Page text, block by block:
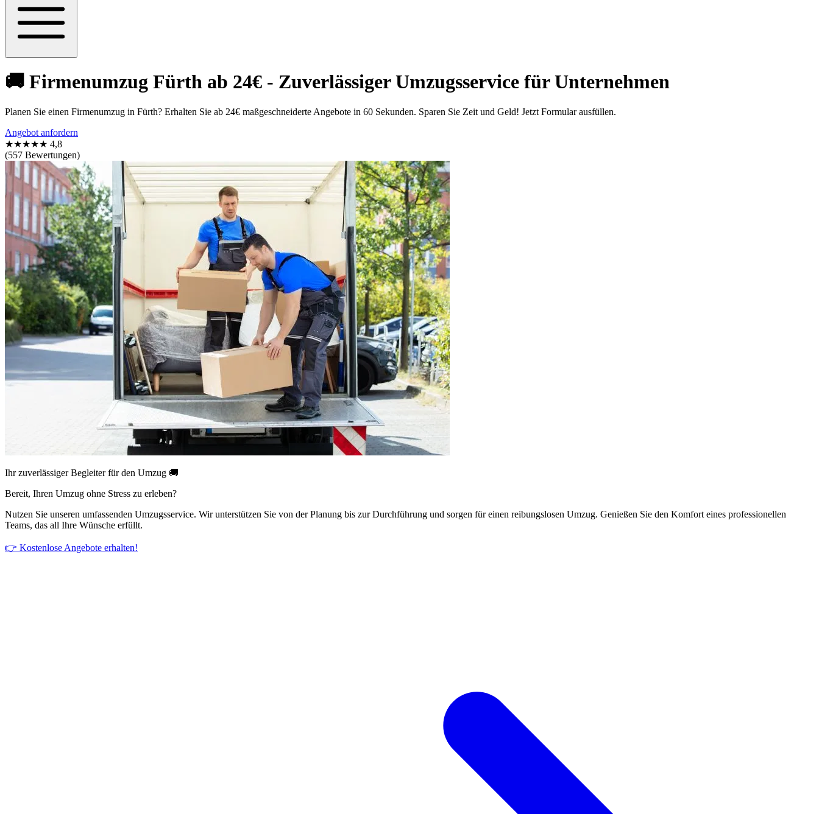
🚚 Firmenumzug Fürth ab 24€ - Zuverlässiger Umzugsservice für Unternehmen
Planen Sie einen Firmenumzug in Fürth? Erhalten Sie ab 24€ maßgeschneiderte Angebote in 60 Sekunden. Sparen Sie Zeit und Geld! Jetzt Formular ausfüllen.
Angebot anfordern
★★★★★ 4,8
(557 Bewertungen)
Ihr zuverlässiger Begleiter für den Umzug 🚚
Bereit, Ihren Umzug ohne Stress zu erleben?
Nutzen Sie unseren umfassenden Umzugsservice. Wir unterstützen Sie von der Planung bis zur Durchführung und sorgen für einen reibungslosen Umzug. Genießen Sie den Komfort eines professionellen
Teams, das all Ihre Wünsche erfüllt.
👉 Kostenlose Angebote erhalten!